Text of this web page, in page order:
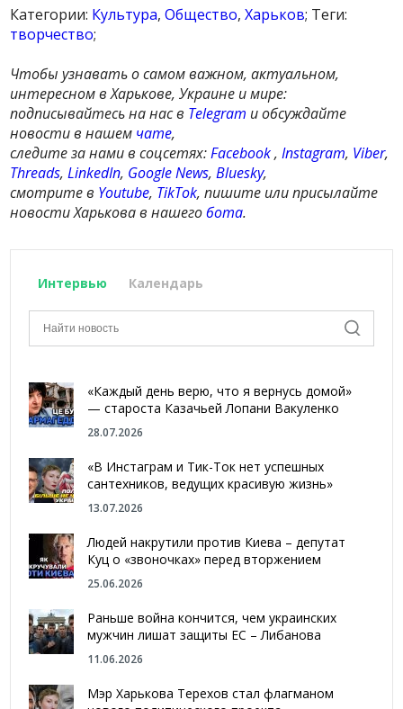
Категории: Культура,Общество,Харьков; Теги:
творчество;
Чтобы узнавать о самом важном, актуальном,
интересном в Харькове, Украине и мире:
подписывайтесь на нас в Telegram и обсуждайте
новости в нашем чате,
следите за нами в соцсетях:Facebook,Instagram, Viber,
Threads,LinkedIn, Google News,Bluesky,
смотрите в Youtube, TikTok, пишите или присылайте
новости Харькова в нашегобота.
Интервью Календарь
«Каждый день верю, что я вернусь домой»
— староста Казачьей Лопани Вакуленко
28.07.2026
«В Инстаграм и Тик-Ток нет успешных
сантехников, ведущих красивую жизнь»
13.07.2026
Людей накрутили против Киева – депутат
Куц о «звоночках» перед вторжением
25.06.2026
Раньше война кончится, чем украинских
мужчин лишат защиты ЕС – Либанова
11.06.2026
Мэр Харькова Терехов стал флагманом